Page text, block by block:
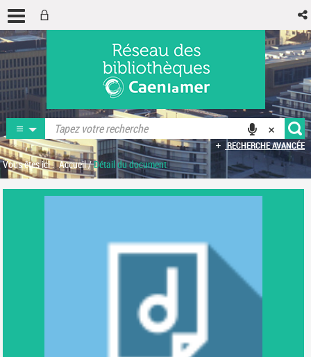
RECHERCHE AVANCÉE
Vous êtes ici : Accueil/Détail du document